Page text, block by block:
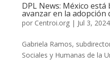
DPL News: México
avanzar en la adopción
por Centroi.org| Jul 3, 2024
Gabriela Ramos,
Sociales y Humanas de la